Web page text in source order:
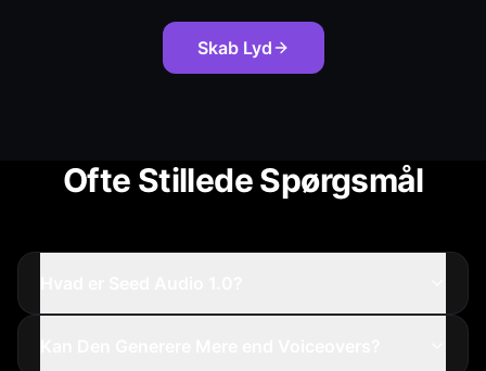
Skab Lyd
Ofte Stillede Spørgsmål